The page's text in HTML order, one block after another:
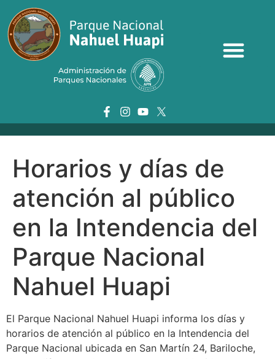
Horarios y días de
atención al público
en la Intendencia del
Parque Nacional
Nahuel Huapi
El Parque Nacional Nahuel Huapi informa los días y
horarios de atención al público en la Intendencia del
Parque Nacional ubicada en San Martín 24, Bariloche,